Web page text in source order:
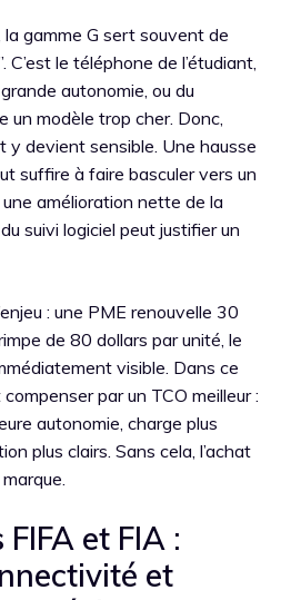
la gamme G sert souvent de
C’est le téléphone de l’étudiant,
autonomie, ou du
un modèle trop cher. Donc,
y devient sensible. Une hausse
suffire à faire basculer vers un
une amélioration nette de la
du suivi logiciel peut justifier un
: une PME renouvelle 30
de 80 dollars par unité, le
visible. Dans ce
par un TCO meilleur :
autonomie, charge plus
plus clairs. Sans cela, l’achat
et FIA :
et